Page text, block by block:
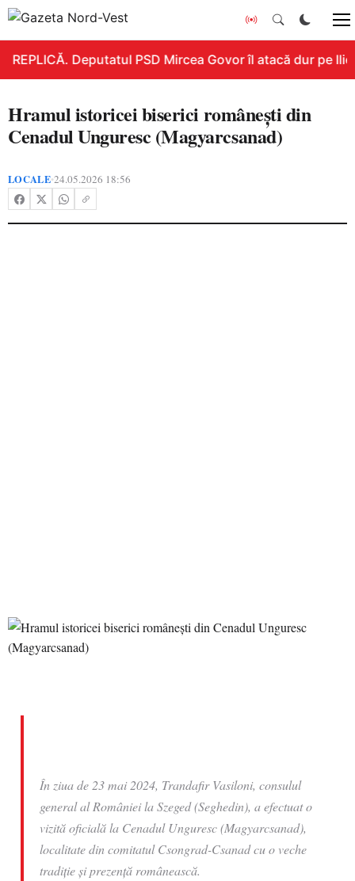
REPLICĂ. Deputatul PSD Mircea Govor îl atacă dur pe
Hramul istoricei biserici românești din
Cenadul Unguresc (Magyarcsanad)
LOCALE•24.05.2026 18:56
În ziua de 23 mai 2024, Trandafir Vasiloni, consulul
general al României la Szeged (Seghedin), a efectuat o
vizită oficială la Cenadul Unguresc (Magyarcsanad),
localitate din comitatul Csongrad-Csanad cu o veche
tradiţie şi prezenţă românească.